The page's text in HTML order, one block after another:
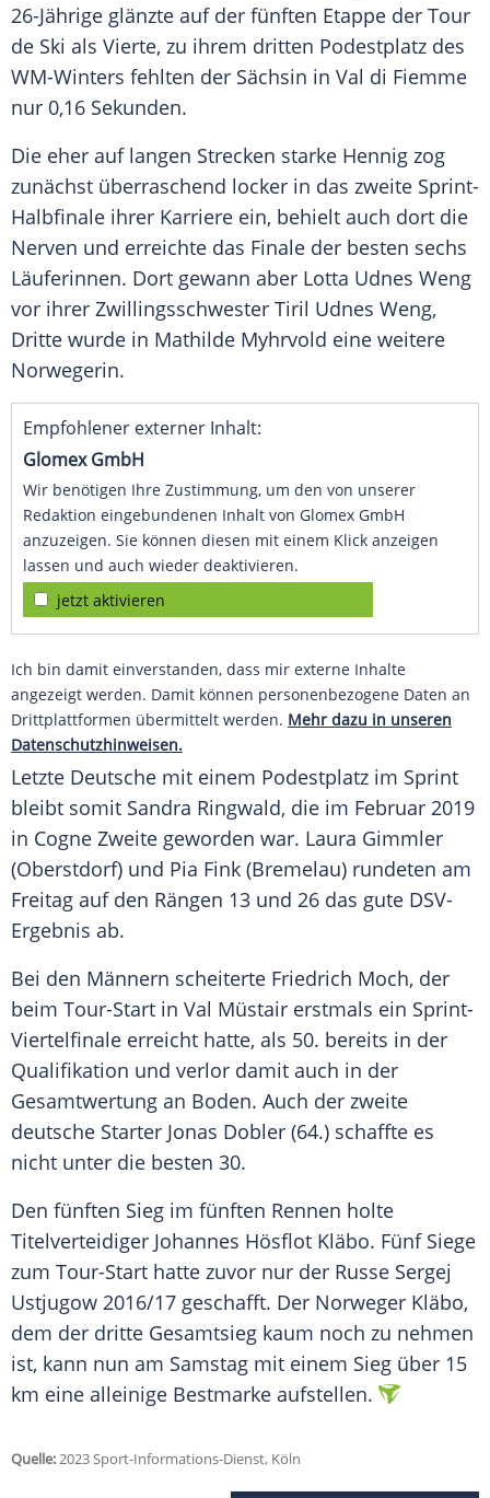
26-Jährige glänzte auf der fünften Etappe der Tour
de Ski als Vierte, zu ihrem dritten Podestplatz des
WM-Winters fehlten der Sächsin in Val di Fiemme
nur 0,16 Sekunden.
Die eher auf langen Strecken starke Hennig zog
zunächst überraschend locker in das zweite Sprint-
Halbfinale ihrer Karriere ein, behielt auch dort die
Nerven und erreichte das Finale der besten sechs
Läuferinnen. Dort gewann aber Lotta Udnes Weng
vor ihrer Zwillingsschwester Tiril Udnes Weng,
Dritte wurde in Mathilde Myhrvold eine weitere
Norwegerin.
Empfohlener externer Inhalt:
Glomex GmbH
Wir benötigen Ihre Zustimmung, um den von unserer
Redaktion eingebundenen Inhalt von Glomex GmbH
anzuzeigen. Sie können diesen mit einem Klick anzeigen
lassen und auch wieder deaktivieren.
jetzt aktivieren
Ich bin damit einverstanden, dass mir externe Inhalte
angezeigt werden. Damit können personenbezogene Daten an
Drittplattformen übermittelt werden. Mehr dazu in unseren
Datenschutzhinweisen.
Letzte Deutsche mit einem Podestplatz im Sprint
bleibt somit Sandra Ringwald, die im Februar 2019
in Cogne Zweite geworden war. Laura Gimmler
(Oberstdorf) und Pia Fink (Bremelau) rundeten am
Freitag auf den Rängen 13 und 26 das gute DSV-
Ergebnis ab.
Bei den Männern scheiterte Friedrich Moch, der
beim Tour-Start in Val Müstair erstmals ein Sprint-
Viertelfinale erreicht hatte, als 50. bereits in der
Qualifikation und verlor damit auch in der
Gesamtwertung an Boden. Auch der zweite
deutsche Starter Jonas Dobler (64.) schaffte es
nicht unter die besten 30.
Den fünften Sieg im fünften Rennen holte
Titelverteidiger Johannes Hösflot Kläbo. Fünf Siege
zum Tour-Start hatte zuvor nur der Russe Sergej
Ustjugow 2016/17 geschafft. Der Norweger Kläbo,
dem der dritte Gesamtsieg kaum noch zu nehmen
ist, kann nun am Samstag mit einem Sieg über 15
km eine alleinige Bestmarke aufstellen.
Quelle:2023 Sport-Informations-Dienst, Köln